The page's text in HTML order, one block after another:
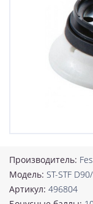
Производитель:
Модель: ST-STF
Артикул: 496804